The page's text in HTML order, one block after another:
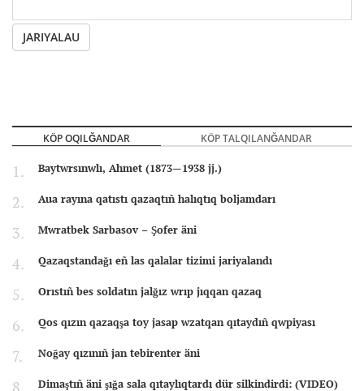
JARIYALAU
KÖP OQILĞANDAR KÖP TALQILANĞANDAR
Baytwrsınwlı, Ahmet (1873—1938 jj.)
Aua rayına qatıstı qazaqtıñ halıqtıq boljamdarı
Mwratbek Sarbasov – Şofer äni
Qazaqstandağı eñ las qalalar tizimi jariyalandı
Orıstıñ bes soldatın jalğız wrıp jıqqan qazaq
Qos qızın qazaqşa toy jasap wzatqan qıtaydıñ qwpiyası
Noğay qızınıñ jan tebirenter äni
Dimaştıñ äni şığa sala qıtaylıqtardı dür silkindirdi: (VIDEO)